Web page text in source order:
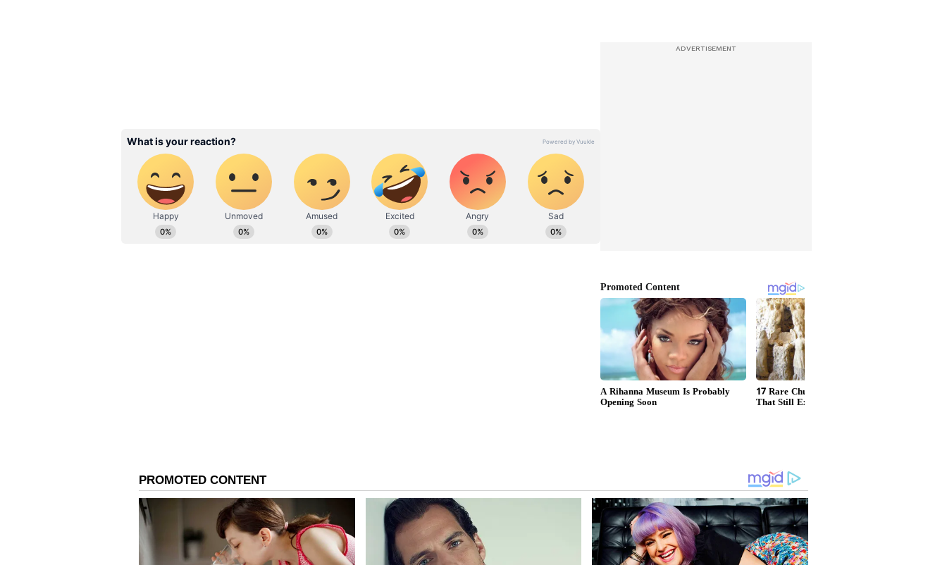
உட்கொள்வது உயர் இரத்த அழுத்தத்திற்கு வழிவகுக்கிறது என்று
தெரிவிக்கிறது. இது இதய செயலிழப்பு அபாயத்தை மேலும் அதிகரிக்கிறது.
ஏற்கனவே இதய செயலிழப்பு உள்ளவர்களுக்கு இது சிக்கல்களை
ஏற்படுத்துகிறது.
வேலைவாய்ப்பு, சினிமா ஆகிய தலைப்புகளில் மிகுந்த ஆர்வம் இருக்கும் இவர்
வாசகர்களை ஈர்க்கும் வகையில் செய்திகளை எழுதி வருகிறார்.